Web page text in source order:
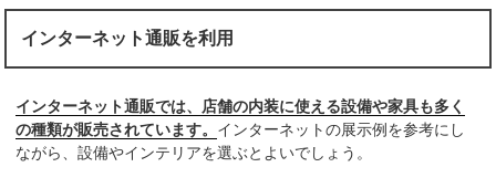
インターネット通販を利用
インターネット通販では、店舗の内装に使える設備や家具も多く
の種類が販売されています。 インターネットの展示例を参考にし
ながら、設備やインテリアを選ぶとよいでしょう。